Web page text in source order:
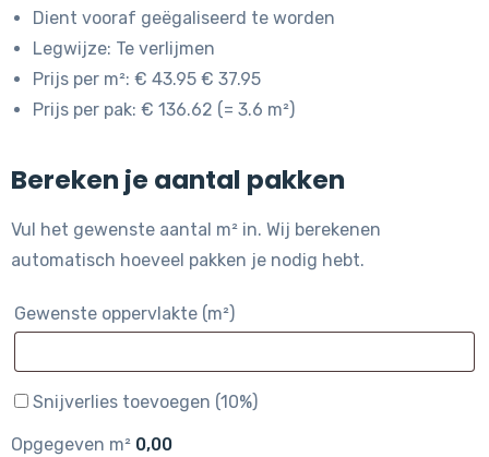
Dient vooraf geëgaliseerd te worden
Legwijze: Te verlijmen
Prijs per m²: € 43.95 € 37.95
Prijs per pak: € 136.62 (= 3.6 m²)
Bereken je aantal pakken
Vul het gewenste aantal m² in. Wij berekenen
automatisch hoeveel pakken je nodig hebt.
Gewenste oppervlakte (m²)
Snijverlies toevoegen (10%)
Opgegeven m² 0,00